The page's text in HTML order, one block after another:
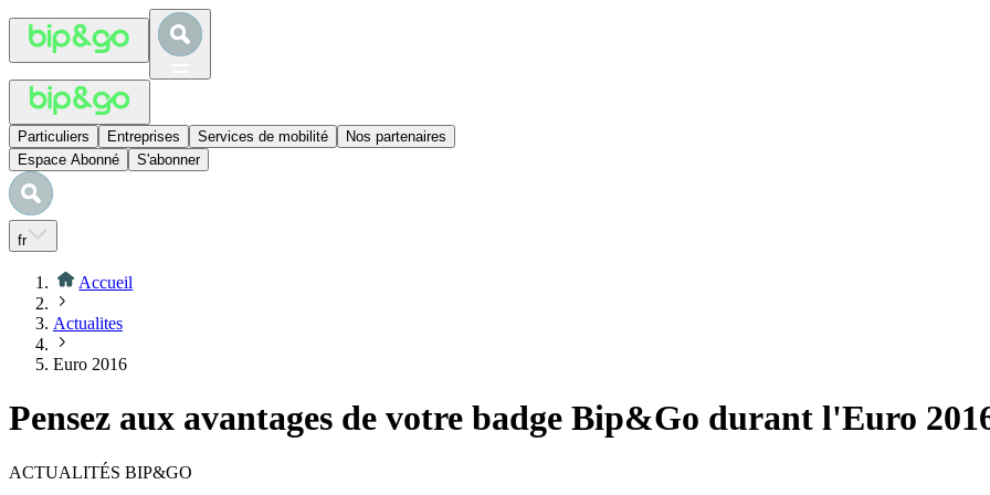
Particuliers Entreprises Services de mobilité
Nos partenaires
Espace Abonné
S'abonner
fr
Accueil
Actualites
Euro 2016
Pensez aux avantages de votre badge Bip&Go durant l'Euro
ACTUALITÉS BIP&GO